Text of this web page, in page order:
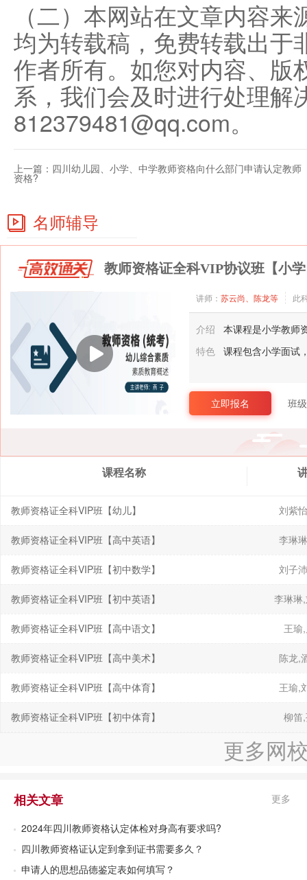
（二）本网站在文章内容
均为转载稿，免费转载出于
作者所有。如您对内容、版
系，我们会及时进行处理解
812379481@qq.com。
上一篇： 四川幼儿园、小学、中学教师资格向什么部门申请认定教师
资格?
名师辅导
教师资格证全科VIP协议班【小
讲师： 苏云尚、陈龙等 此
介绍
本课程是小学教师
特色 课程包含小学面试
立即报名 班
课程名称
教师资格证全科VIP班【幼儿】 刘紫
教师资格证全科VIP班【高中英语】 李琳
教师资格证全科VIP班【初中数学】 刘子
教师资格证全科VIP班【初中英语】 李琳琳
教师资格证全科VIP班【高中语文】 王瑜
教师资格证全科VIP班【高中美术】 陈龙,
教师资格证全科VIP班【高中体育】 王瑜,
教师资格证全科VIP班【初中体育】 柳笛
更多网
相关文章 更多
2024年四川教师资格认定体检对身高有要求吗?
四川教师资格证认定到拿到证书需要多久？
申请人的思想品德鉴定表如何填写？